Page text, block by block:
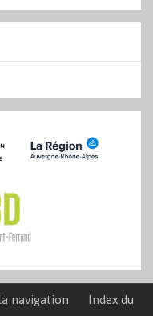
navigation
Index du